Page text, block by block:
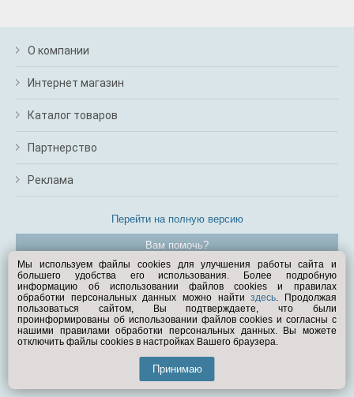
О компании
Интернет магазин
Каталог товаров
Партнерство
Реклама
Перейти на полную версию
Вам помочь?
© Exist.ru 1998—2026
Мы используем файлы cookies для улучшения работы сайта и
большего удобства его использования. Более подробную
информацию об использовании файлов cookies и правилах
обработки персональных данных можно найтиздесь. Продолжая
пользоваться сайтом, Вы подтверждаете, что были
проинформированы об использовании файлов cookies и согласны с
нашими правилами обработки персональных данных. Вы можете
отключить файлы cookies в настройках Вашего браузера.
Принимаю